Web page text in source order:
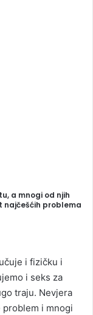
a mnogi od njih
najčešćih problema
i fizičku i
i seks za
traju. Nevjera
i mnogi